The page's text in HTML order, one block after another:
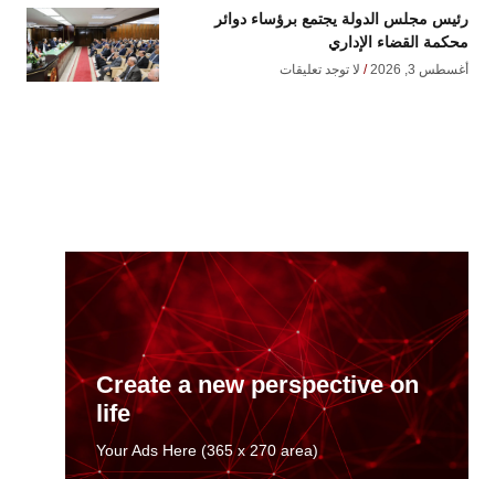
رئيس مجلس الدولة يجتمع برؤساء دوائر
محكمة القضاء الإداري
أغسطس 3, 2026 لا توجد تعليقات
Create a new perspective on
life
Your Ads Here (365 x 270 area)